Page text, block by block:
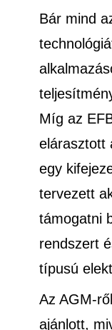
Bár mind
Míg az
elárasztott
egy
tervezett
támogatni
rendszert
típusú
Az AGM-
ajánlott,